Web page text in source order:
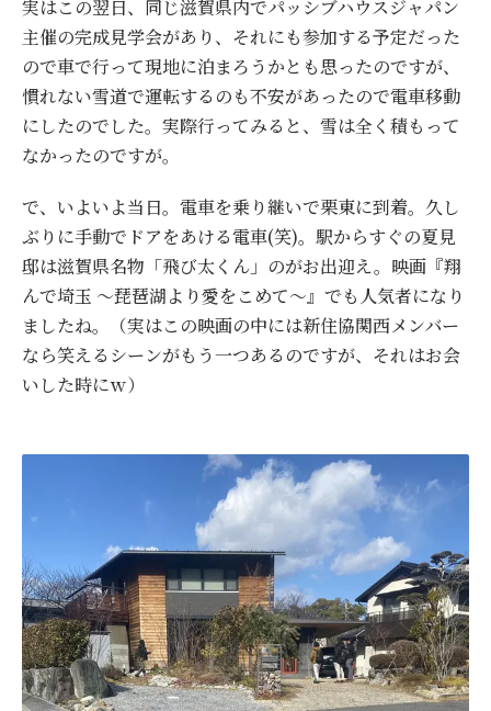
実はこの翌日、同じ滋賀県内でパッシブハウスジャパン
主催の完成見学会があり、それにも参加する予定だった
ので車で行って現地に泊まろうかとも思ったのですが、
慣れない雪道で運転するのも不安があったので電車移動
にしたのでした。実際行ってみると、雪は全く積もって
なかったのですが。
で、いよいよ当日。電車を乗り継いで栗東に到着。久し
ぶりに手動でドアをあける電車(笑)。駅からすぐの夏見
邸は滋賀県名物「飛び太くん」のがお出迎え。映画『翔
んで埼玉 ～琵琶湖より愛をこめて～』でも人気者になり
ましたね。（実はこの映画の中には新住協関西メンバー
なら笑えるシーンがもう一つあるのですが、それはお会
いした時にｗ）